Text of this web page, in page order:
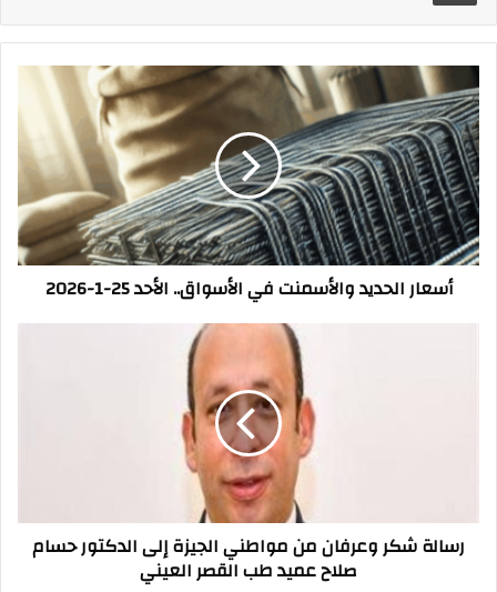
الحديد
والأسمنت
في
الأسواق..
الأحد
25-
1-
2026
أسعار الحديد والأسمنت في الأسواق.. الأحد 25-1-2026
حسام
صلاح
رسالة شكر وعرفان من مواطني الجيزة إلى الدكتور حسام
صلاح عميد طب القصر العيني